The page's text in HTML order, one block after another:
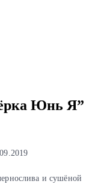
Юнь Я”
и сушёной